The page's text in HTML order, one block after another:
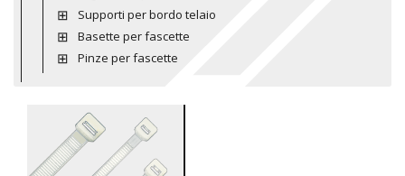
Supporti per bordo telaio
Basette per fascette
Pinze per fascette